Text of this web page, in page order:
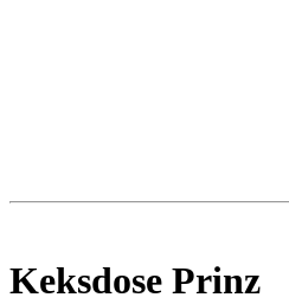
Keksdose Prinz